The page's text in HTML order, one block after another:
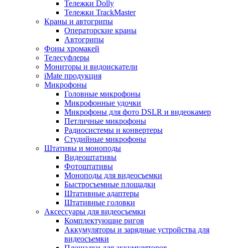
Тележки Dolly
Тележки TrackMaster
Краны и автогрипы
Операторские краны
Автогрипы
Фоны хромакей
Телесуфлеры
Мониторы и видоискатели
iMate продукция
Микрофоны
Головные микрофоны
Микрофонные удочки
Микрофоны для фото DSLR и видеокамер
Петличные микрофоны
Радиосистемы и конвертеры
Студийные микрофоны
Штативы и моноподы
Видеоштативы
Фотоштативы
Моноподы для видеосъемки
Быстросъемные площадки
Штативные адаптеры
Штативные головки
Аксессуары для видеосъемки
Комплектующие ригов
Аккумуляторы и зарядные устройства для
видеосъемки